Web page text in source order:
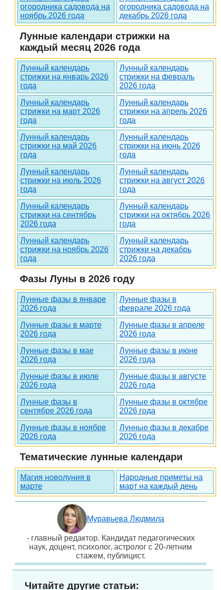
огородника садовода на
ноябрь 2026 года
огородника садовода на
декабрь 2026 года
Лунные календари стрижки на
каждый месяц 2026 года
Лунный календарь
стрижки на январь 2026
года
Лунный календарь
стрижки на февраль
2026 года
Лунный календарь
стрижки на март 2026
года
Лунный календарь
стрижки на апрель 2026
года
Лунный календарь
стрижки на май 2026
года
Лунный календарь
стрижки на июнь 2026
года
Лунный календарь
стрижки на июль 2026
года
Лунный календарь
стрижки на август 2026
года
Лунный календарь
стрижки на сентябрь
2026 года
Лунный календарь
стрижки на октябрь 2026
года
Лунный календарь
стрижки на ноябрь 2026
года
Лунный календарь
стрижки на декабрь
2026 года
Фазы Луны в 2026 году
Лунные фазы в январе
2026 года
Лунные фазы в
феврале 2026 года
Лунные фазы в марте
2026 года
Лунные фазы в апреле
2026 года
Лунные фазы в мае
2026 года
Лунные фазы в июне
2026 года
Лунные фазы в июле
2026 года
Лунные фазы в августе
2026 года
Лунные фазы в
сентябре 2026 года
Лунные фазы в октябре
2026 года
Лунные фазы в ноябре
2026 года
Лунные фазы в декабре
2026 года
Тематические лунные календари
Магия новолуния в
марте
Народные приметы на
март на каждый день
Муравьева Людмила
- главный редактор. Кандидат педагогических
наук, доцент, психолог, астролог с 20-летним
стажем, публицист.
Читайте другие статьи: